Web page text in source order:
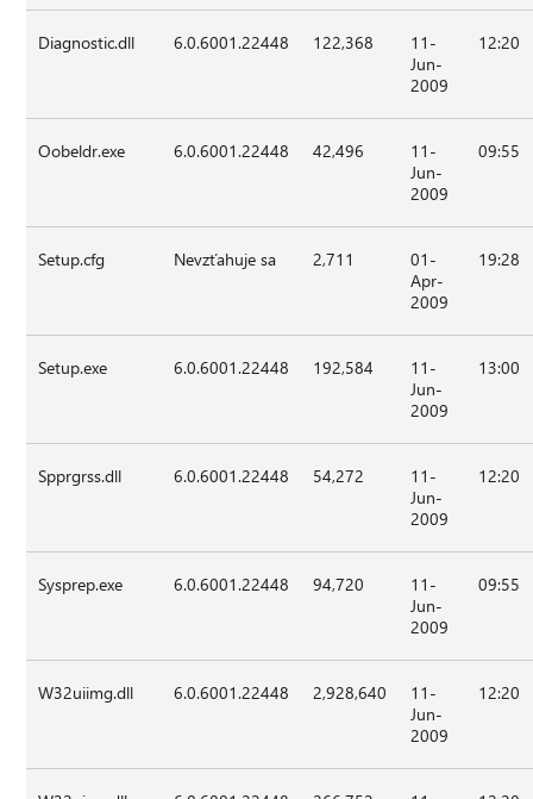
Diagnostic.dll 6.0.6001.22448 122,368
11-
Jun-
2009
12:20
Oobeldr.exe 6.0.6001.22448 42,496
11-
Jun-
2009
09:55
Setup.cfg Nevzťahuje sa 2,711
01-
Apr-
2009
19:28
Setup.exe 6.0.6001.22448 192,584
11-
Jun-
2009
13:00
Spprgrss.dll 6.0.6001.22448 54,272
11-
Jun-
2009
12:20
Sysprep.exe 6.0.6001.22448 94,720
11-
Jun-
2009
09:55
W32uiimg.dll 6.0.6001.22448 2,928,640
11-
Jun-
2009
12:20